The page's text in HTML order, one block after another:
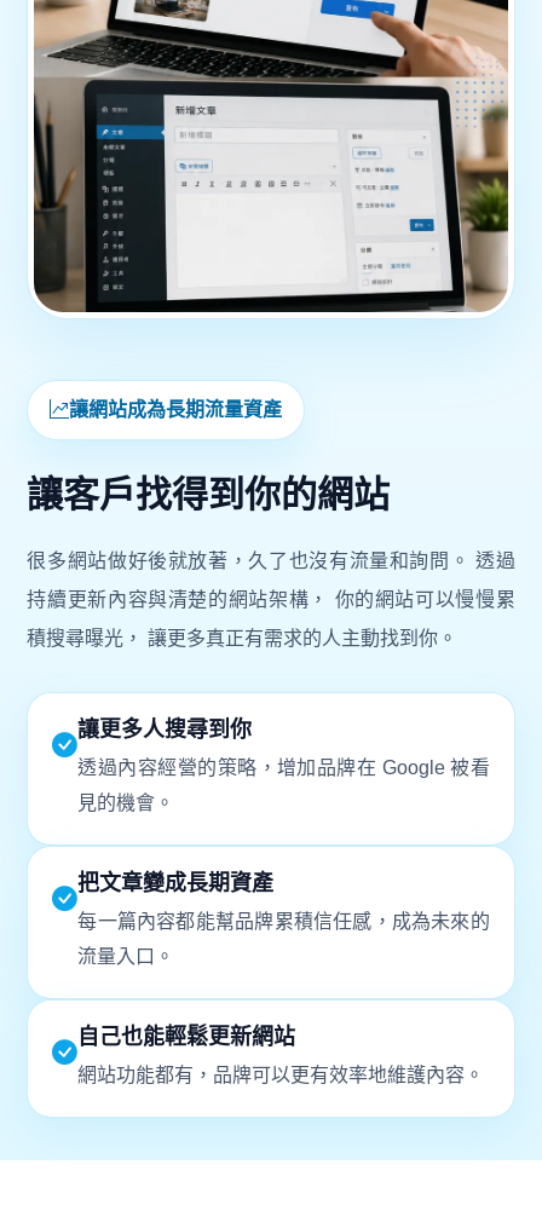
讓網站成為長期流量資產
讓客戶找得到你的網站
很多網站做好後就放著，久了也沒有流量和詢問。 透過
持續更新內容與清楚的網站架構， 你的網站可以慢慢累
積搜尋曝光， 讓更多真正有需求的人主動找到你。
讓更多人搜尋到你
透過內容經營的策略，增加品牌在 Google 被看
見的機會。
把文章變成長期資產
每一篇內容都能幫品牌累積信任感，成為未來的
流量入口。
自己也能輕鬆更新網站
網站功能都有，品牌可以更有效率地維護內容。